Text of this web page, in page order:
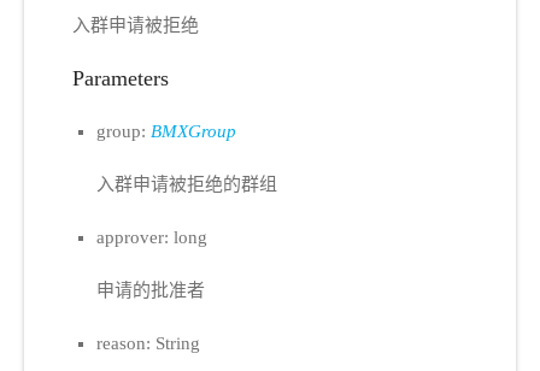
入群申请被拒绝
Parameters
group: BMXGroup
入群申请被拒绝的群组
approver: long
申请的批准者
reason: String